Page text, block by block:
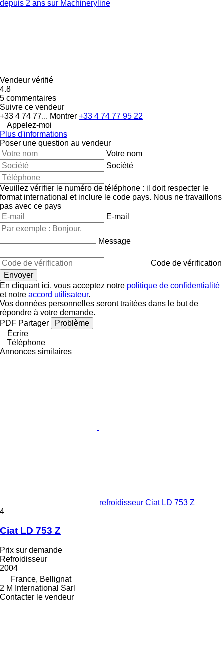
depuis 2 ans sur Machineryline
Vendeur vérifié
4.8
5 commentaires
Suivre ce vendeur
+33 4 74 77... Montrer +33 4 74 77 95 22
Appelez-moi
Plus d'informations
Poser une question au vendeur
Votre nom
Société
Veuillez vérifier le numéro de téléphone : il doit respecter le
format international et inclure le code pays. Nous ne travaillons
pas avec ce pays
E-mail
Message
Code de vérification
En cliquant ici, vous acceptez notre politique de confidentialité
et notre accord utilisateur.
Vos données personnelles seront traitées dans le but de
répondre à votre demande.
PDF Partager
Problème
Écrire
Téléphone
Annonces similaires
refroidisseur Ciat LD 753 Z
4
Ciat LD 753 Z
Prix sur demande
Refroidisseur
2004
France, Bellignat
2 M International Sarl
Contacter le vendeur